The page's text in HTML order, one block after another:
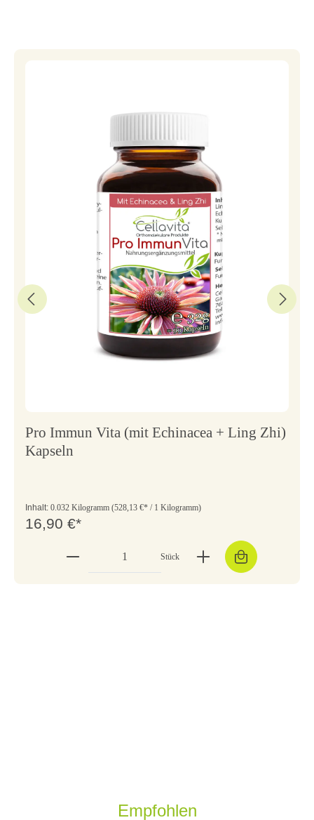
Pro Immun Vita (mit Echinacea + Ling Zhi)
Kapseln
Inhalt: 0.032 Kilogramm (528,13 €* / 1 Kilogramm)
16,90 €*
Stück
Empfohlen